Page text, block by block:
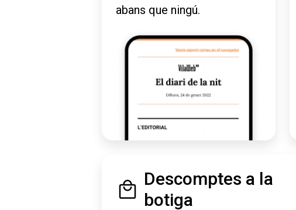
abans que ningú.
Descomptes a la
botiga